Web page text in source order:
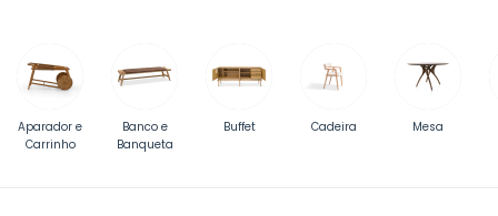
Aparador e
Carrinho
Banco e
Banqueta
Buffet Cadeira Mesa